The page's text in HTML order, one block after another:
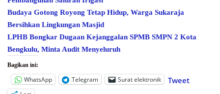
Budaya Gotong Royong Tetap Hidup, Warga Sukaraja
Bersihkan Lingkungan Masjid
LPHB Bongkar Dugaan Kejanggalan SPMB SMPN 2 Kota
Bengkulu, Minta Audit Menyeluruh
Bagikan ini:
WhatsApp Telegram Surat elektronik Tweet